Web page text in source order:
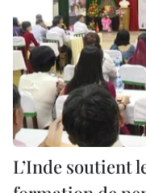
L’Inde soutient